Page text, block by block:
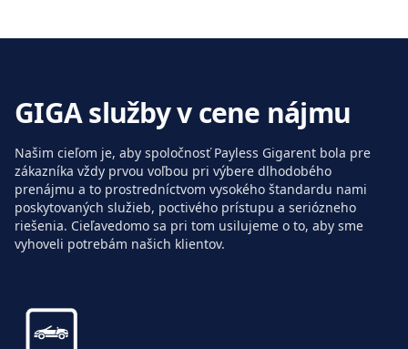
GIGA služby v cene nájmu
Našim cieľom je, aby spoločnosť Payless Gigarent bola pre
zákazníka vždy prvou voľbou pri výbere dlhodobého
prenájmu a to prostredníctvom vysokého štandardu nami
poskytovaných služieb, poctivého prístupu a seriózneho
riešenia. Cieľavedomo sa pri tom usilujeme o to, aby sme
vyhoveli potrebám našich klientov.